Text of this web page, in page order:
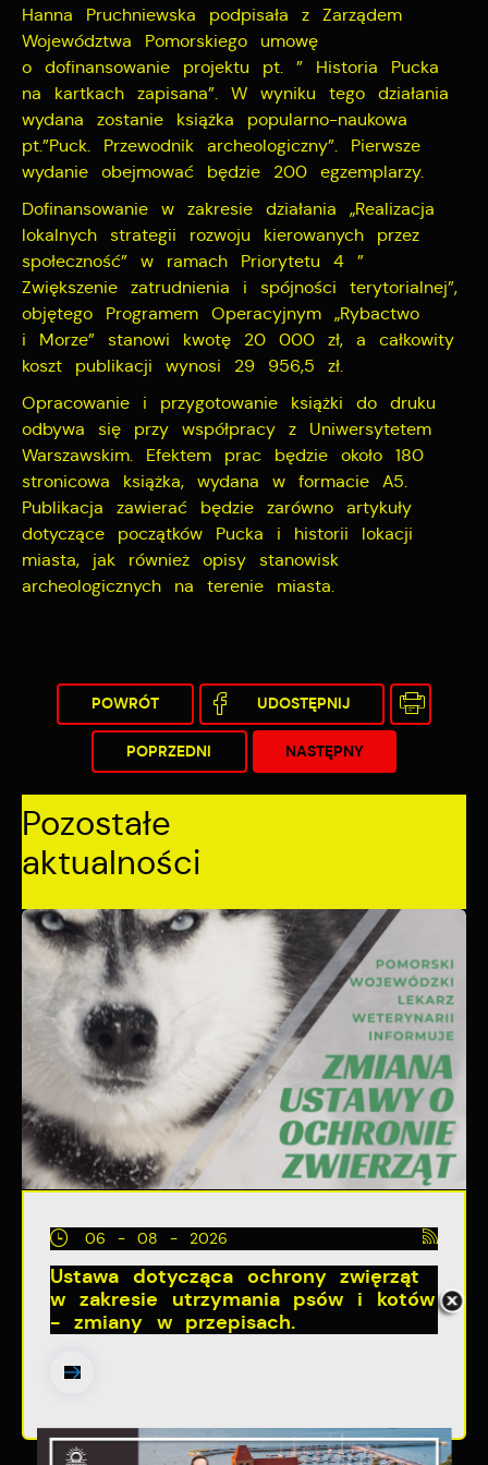
Hanna Pruchniewska podpisała z Zarządem
Województwa Pomorskiego umowę
o dofinansowanie projektu pt. ” Historia Pucka
na kartkach zapisana”. W wyniku tego działania
wydana zostanie książka popularno-naukowa
pt.”Puck. Przewodnik archeologiczny”. Pierwsze
wydanie obejmować będzie 200 egzemplarzy.
Dofinansowanie w zakresie działania „Realizacja
lokalnych strategii rozwoju kierowanych przez
społeczność” w ramach Priorytetu 4 ”
Zwiększenie zatrudnienia i spójności terytorialnej”,
objętego Programem Operacyjnym „Rybactwo
i Morze” stanowi kwotę 20 000 zł, a całkowity
koszt publikacji wynosi 29 956,5 zł.
Opracowanie i przygotowanie książki do druku
odbywa się przy współpracy z Uniwersytetem
Warszawskim. Efektem prac będzie około 180
stronicowa książka, wydana w formacie A5.
Publikacja zawierać będzie zarówno artykuły
dotyczące początków Pucka i historii lokacji
miasta, jak również opisy stanowisk
archeologicznych na terenie miasta.
POWRÓT UDOSTĘPNIJ
POPRZEDNI NASTĘPNY
Pozostałe
aktualności
06 - 08 - 2026
Ustawa dotycząca ochrony zwięrząt
w zakresie utrzymania psów i kotów
- zmiany w przepisach.
upodobań oraz Twoich zwyczajów dotyczących
przeglądanej witryny internetowej. Treści promocyjne
mogą pojawić się na stronach podmiotów trzecich lub
firm będących naszymi partnerami oraz innych
dostawców usług. Firmy te działają w charakterze
pośredników prezentujących nasze treści w postaci
wiadomości, ofert, komunikatów mediów
społecznościowych.